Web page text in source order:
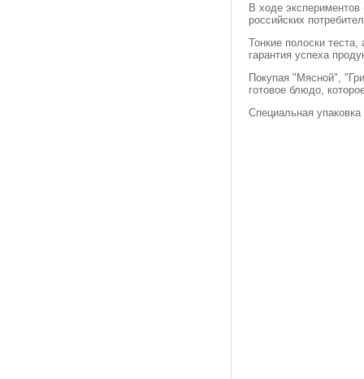
В ходе
российских
Тонкие полоски
гарантия успеха
Покупая "Мясной",
готовое блюдо,
Специальная